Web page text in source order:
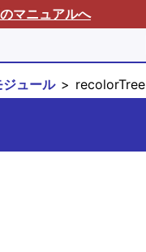
マニュアルへ
ュール recolorTree